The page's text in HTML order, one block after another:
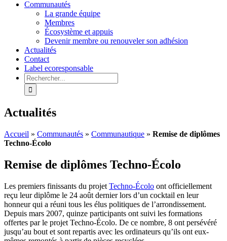
Communautés
La grande équipe
Membres
Écosystème et appuis
Devenir membre ou renouveler son adhésion
Actualités
Contact
Label ecoresponsable
Rechercher:
Actualités
Accueil » Communautés » Communautique » Remise de diplômes
Techno-Écolo
Remise de diplômes Techno-Écolo
Les premiers finissants du projet Techno-Écolo ont officiellement
reçu leur diplôme le 24 août dernier lors d’un cocktail en leur
honneur qui a réuni tous les élus politiques de l’arrondissement.
Depuis mars 2007, quinze participants ont suivi les formations
offertes par le projet Techno-Écolo. De ce nombre, 8 ont persévéré
jusqu’au bout et sont repartis avec les ordinateurs qu’ils ont eux-